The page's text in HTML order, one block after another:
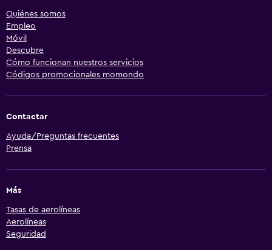
Quiénes somos
Empleo
Móvil
Descubre
Cómo funcionan nuestros servicios
Códigos promocionales momondo
Contactar
Ayuda/Preguntas frecuentes
Prensa
Más
Tasas de aerolíneas
Aerolíneas
Seguridad